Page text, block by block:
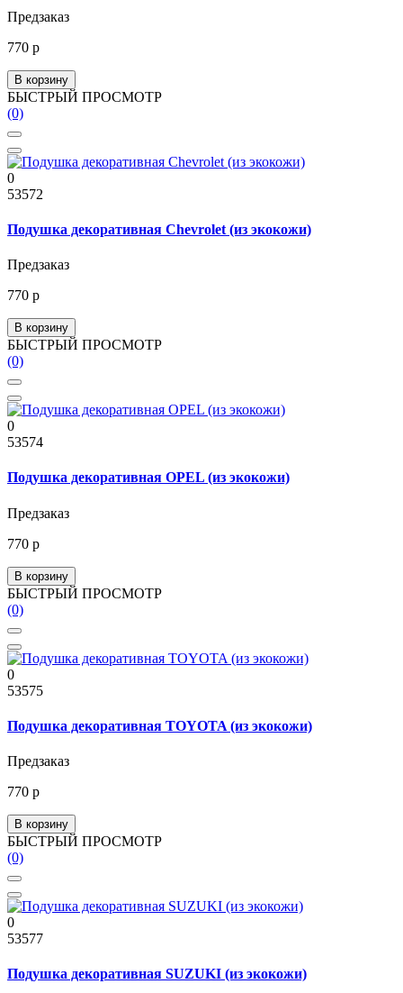
Предзаказ
770 р
В корзину
БЫСТРЫЙ ПРОСМОТР
(0)
0
53572
Подушка декоративная Chevrolet (из экокожи)
Предзаказ
770 р
В корзину
БЫСТРЫЙ ПРОСМОТР
(0)
0
53574
Подушка декоративная OPEL (из экокожи)
Предзаказ
770 р
В корзину
БЫСТРЫЙ ПРОСМОТР
(0)
0
53575
Подушка декоративная TOYOTA (из экокожи)
Предзаказ
770 р
В корзину
БЫСТРЫЙ ПРОСМОТР
(0)
0
53577
Подушка декоративная SUZUKI (из экокожи)